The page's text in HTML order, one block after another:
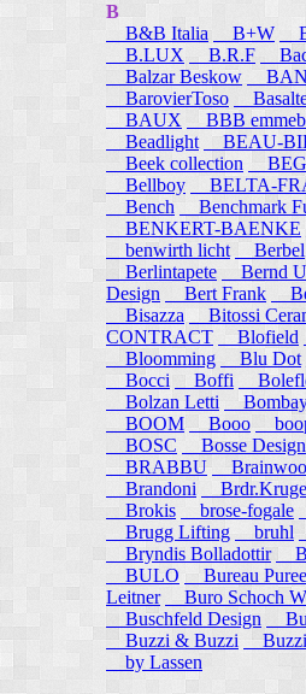
B
B&B Italia
B+W
B.LUX
B.R.F
Balzar Beskow
BarovierToso
BAUX
BBB
Beadlight
BEAU-
Beek collection
Bellboy
BELTA-
Bench
Benchmark
BENKERT-BAENKE
benwirth licht
Berbel
Berlintapete
Bernd
Design
Bert Frank
Bisazza
Bitossi
CONTRACT
Blofield
Bloomming
Blu Dot
Bocci
Boffi
Bolzan Letti
BOOM
Booo
BOSC
Bosse Design
BRABBU
Brandoni
Brokis
brose-fogale
Brugg Lifting
bruhl
Bryndis Bolladottir
BULO
Bureau Puree
Leitner
Buro Schoch
Buschfeld Design
Buzzi & Buzzi
by Lassen